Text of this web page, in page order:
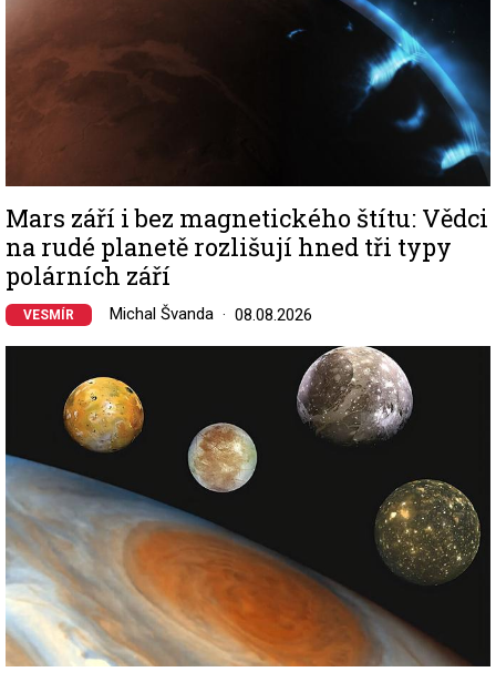
Mars září i bez magnetického štítu: Vědci
na rudé planetě rozlišují hned tři typy
polárních září
VESMÍR Michal Švanda 08.08.2026